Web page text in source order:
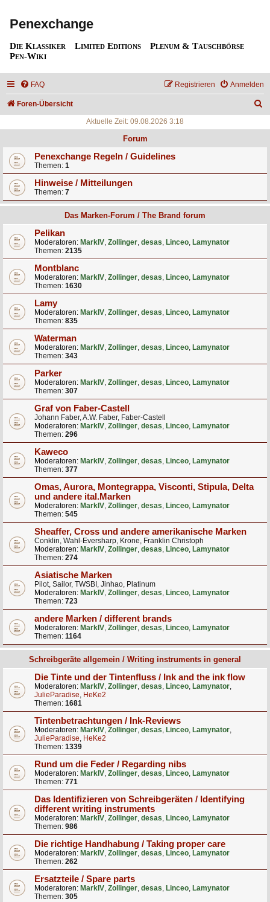
Penexchange
Die Klassiker Limited Editions
Plenum & Tauschbörse
Pen-Wiki
FAQ Anmelden
Registrieren
Foren-Übersicht
Aktuelle Zeit: 09.08.2026 3:18
Forum
Penexchange Regeln / Guidelines
Themen: 1
Hinweise / Mitteilungen
Themen: 7
Das Marken-Forum / The Brand forum
Pelikan
Moderatoren: MarkIV, Zollinger, desas, Linceo, Lamynator
Themen: 2135
Montblanc
Moderatoren: MarkIV, Zollinger, desas, Linceo, Lamynator
Themen: 1630
Lamy
Moderatoren: MarkIV, Zollinger, desas, Linceo, Lamynator
Themen: 835
Waterman
Moderatoren: MarkIV, Zollinger, desas, Linceo, Lamynator
Themen: 343
Parker
Moderatoren: MarkIV, Zollinger, desas, Linceo, Lamynator
Themen: 307
Graf von Faber-Castell
Johann Faber, A.W. Faber, Faber-Castell
Moderatoren: MarkIV, Zollinger, desas, Linceo, Lamynator
Themen: 296
Kaweco
Moderatoren: MarkIV, Zollinger, desas, Linceo, Lamynator
Themen: 377
Omas, Aurora, Montegrappa, Visconti, Stipula, Delta
und andere ital.Marken
Moderatoren: MarkIV, Zollinger, desas, Linceo, Lamynator
Themen: 545
Sheaffer, Cross und andere amerikanische Marken
Conklin, Wahl-Eversharp, Krone, Franklin Christoph
Moderatoren: MarkIV, Zollinger, desas, Linceo, Lamynator
Themen: 274
Asiatische Marken
Pilot, Sailor, TWSBI, Jinhao, Platinum
Moderatoren: MarkIV, Zollinger, desas, Linceo, Lamynator
Themen: 723
andere Marken / different brands
Moderatoren: MarkIV, Zollinger, desas, Linceo, Lamynator
Themen: 1164
Schreibgeräte allgemein / Writing instruments in general
Die Tinte und der Tintenfluss / Ink and the ink flow
Moderatoren: MarkIV, Zollinger, desas, Linceo, Lamynator,
JulieParadise, HeKe2
Themen: 1681
Tintenbetrachtungen / Ink-Reviews
Moderatoren: MarkIV, Zollinger, desas, Linceo, Lamynator,
JulieParadise, HeKe2
Themen: 1339
Rund um die Feder / Regarding nibs
Moderatoren: MarkIV, Zollinger, desas, Linceo, Lamynator
Themen: 771
Das Identifizieren von Schreibgeräten / Identifying
different writing instruments
Moderatoren: MarkIV, Zollinger, desas, Linceo, Lamynator
Themen: 986
Die richtige Handhabung / Taking proper care
Moderatoren: MarkIV, Zollinger, desas, Linceo, Lamynator
Themen: 262
Ersatzteile / Spare parts
Moderatoren: MarkIV, Zollinger, desas, Linceo, Lamynator
Themen: 305